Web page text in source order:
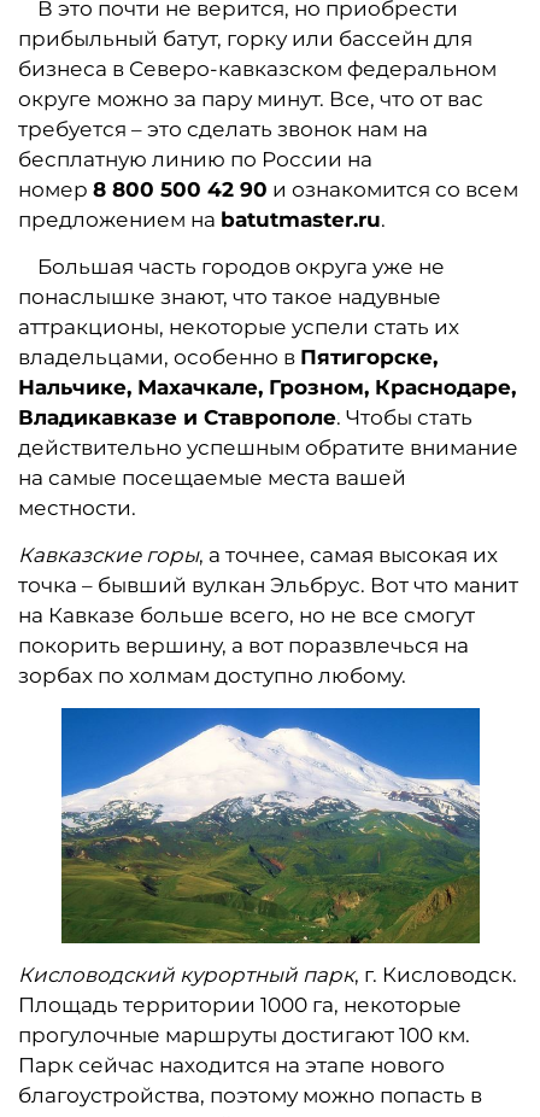
В это почти не верится, но приобрести
прибыльный батут, горку или бассейн для
бизнеса в Северо-кавказском федеральном
округе можно за пару минут. Все, что от вас
требуется – это сделать звонок нам на
бесплатную линию по России на
номер 8 800 500 42 90 и ознакомится со всем
предложением на batutmaster.ru.
Большая часть городов округа уже не
понаслышке знают, что такое надувные
аттракционы, некоторые успели стать их
владельцами, особенно в Пятигорске,
Нальчике, Махачкале, Грозном, Краснодаре,
Владикавказе и Ставрополе. Чтобы стать
действительно успешным обратите внимание
на самые посещаемые места вашей
местности.
Кавказские горы, а точнее, самая высокая их
точка – бывший вулкан Эльбрус. Вот что манит
на Кавказе больше всего, но не все смогут
покорить вершину, а вот поразвлечься на
зорбах по холмам доступно любому.
Кисловодский курортный парк, г. Кисловодск.
Площадь территории 1000 га, некоторые
прогулочные маршруты достигают 100 км.
Парк сейчас находится на этапе нового
благоустройства, поэтому можно попасть в